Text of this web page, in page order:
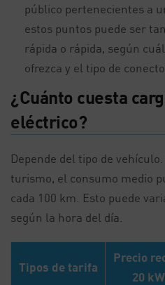
público pertenecientes a
estos puntos puede ser
rápida o rápida, según
ofrezca y el tipo de
¿Cuánto cuesta
eléctrico?
Depende del tipo de
turismo, el consumo medio
cada 100 km. Esto puede
según la hora del día.
Tipos de tarifa
Precio
20